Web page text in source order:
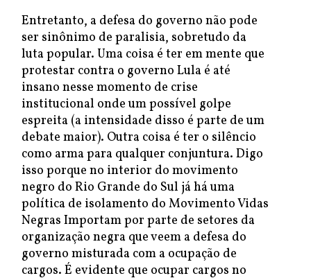
Entretanto, a defesa do governo não pode
ser sinônimo de paralisia, sobretudo da
luta popular. Uma coisa é ter em mente que
protestar contra o governo Lula é até
insano nesse momento de crise
institucional onde um possível golpe
espreita (a intensidade disso é parte de um
debate maior). Outra coisa é ter o silêncio
como arma para qualquer conjuntura. Digo
isso porque no interior do movimento
negro do Rio Grande do Sul já há uma
política de isolamento do Movimento Vidas
Negras Importam por parte de setores da
organização negra que veem a defesa do
governo misturada com a ocupação de
cargos. É evidente que ocupar cargos no